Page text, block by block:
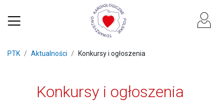
PTK Aktualności Konkursy i ogłoszenia
Konkursy i ogłoszenia